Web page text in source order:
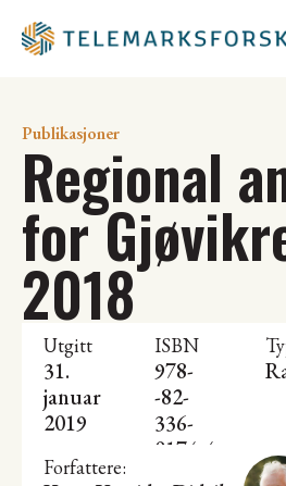
Publikasjoner
Regional
for
2018
Utgitt
31.
januar
2019
ISBN
978-
-82-
336-
0174-4
Forfattere: